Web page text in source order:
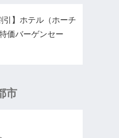
引】ホテル（ホーチ
価バーゲンセー
市